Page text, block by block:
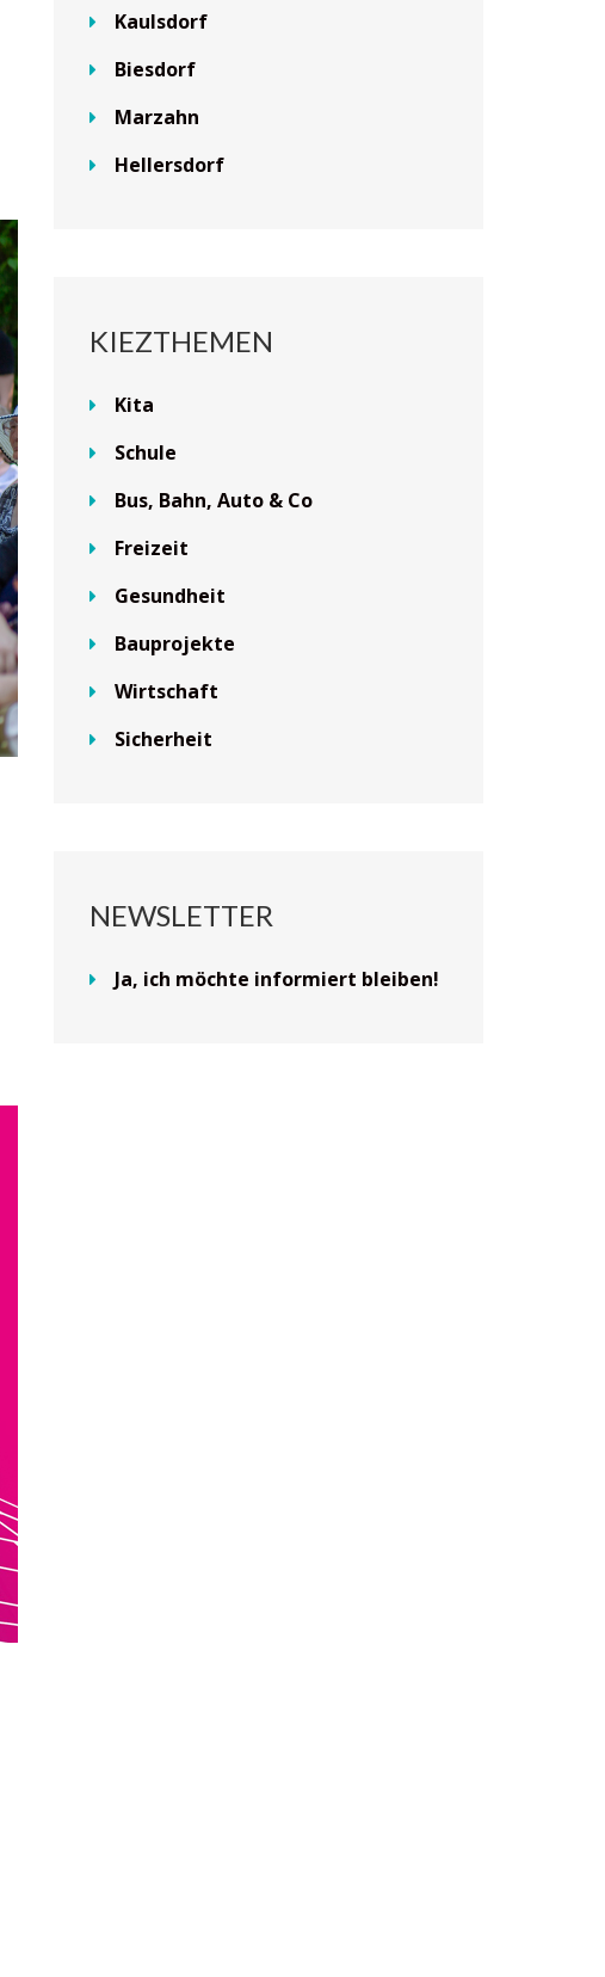
Kaulsdorf
Biesdorf
Marzahn
Hellersdorf
KIEZTHEMEN
Kita
Schule
Bus, Bahn, Auto & Co
Freizeit
Gesundheit
Bauprojekte
Wirtschaft
Sicherheit
NEWSLETTER
Ja, ich möchte informiert bleiben!